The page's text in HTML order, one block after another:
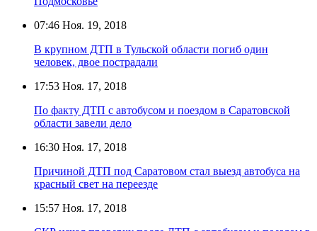
07:46 Ноя. 19, 2018
В крупном ДТП в Тульской области погиб один
человек, двое пострадали
17:53 Ноя. 17, 2018
По факту ДТП с автобусом и поездом в Саратовской
области завели дело
16:30 Ноя. 17, 2018
Причиной ДТП под Саратовом стал выезд автобуса на
красный свет на переезде
15:57 Ноя. 17, 2018